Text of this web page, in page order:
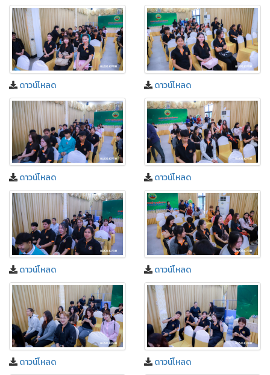
ดาวน์โหลด ดาวน์โหลด
ดาวน์โหลด ดาวน์โหลด
ดาวน์โหลด ดาวน์โหลด
ดาวน์โหลด ดาวน์โหลด